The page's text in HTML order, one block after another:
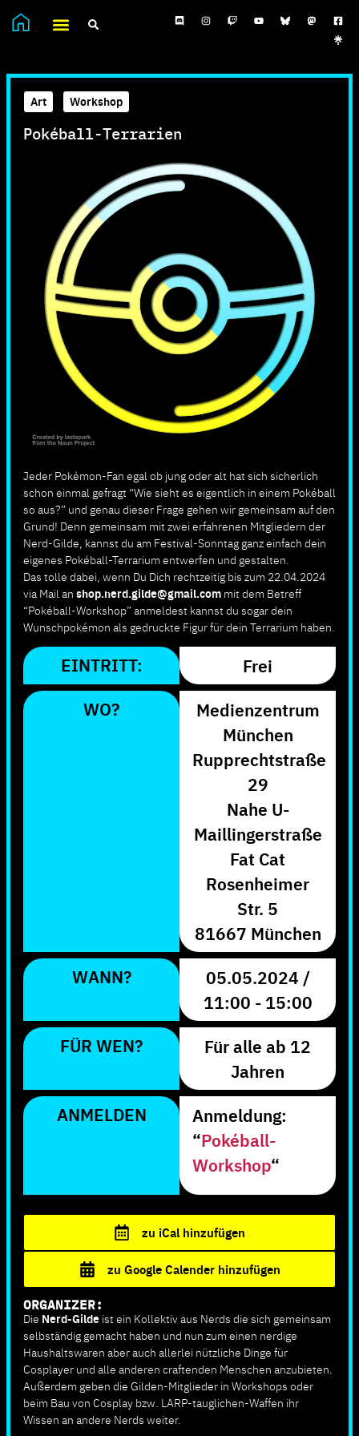
Art Workshop
Pokéball-Terrarien
Jeder Pokémon-Fan egal ob jung oder alt hat sich sicherlich
schon einmal gefragt “Wie sieht es eigentlich in einem Pokéball
so aus?” und genau dieser Frage gehen wir gemeinsam auf den
Grund! Denn gemeinsam mit zwei erfahrenen Mitgliedern der
Nerd-Gilde, kannst du am Festival-Sonntag ganz einfach dein
eigenes Pokéball-Terrarium entwerfen und gestalten.
Das tolle dabei, wenn Du Dich rechtzeitig bis zum 22.04.2024
via Mail an shop.nerd.gilde@gmail.com mit dem Betreff
“Pokéball-Workshop” anmeldest kannst du sogar dein
Wunschpokémon als gedruckte Figur für dein Terrarium haben.
EINTRITT:
Frei
WO?
Medienzentrum
München
Rupprechtstraße
29
Nahe U-
Maillingerstraße
Fat Cat
Rosenheimer
Str. 5
81667 München
WANN?
05.05.2024 /
11:00 - 15:00
FÜR WEN?
Für alle ab 12
Jahren
ANMELDEN
Anmeldung:
“Pokéball-
Workshop“
zu iCal hinzufügen
zu Google Calender hinzufügen
ORGANIZER:
Die Nerd-Gilde ist ein Kollektiv aus Nerds die sich gemeinsam
selbständig gemacht haben und nun zum einen nerdige
Haushaltswaren aber auch allerlei nützliche Dinge für
Cosplayer und alle anderen craftenden Menschen anzubieten.
Außerdem geben die Gilden-Mitglieder in Workshops oder
beim Bau von Cosplay bzw. LARP-tauglichen-Waffen ihr
Wissen an andere Nerds weiter.